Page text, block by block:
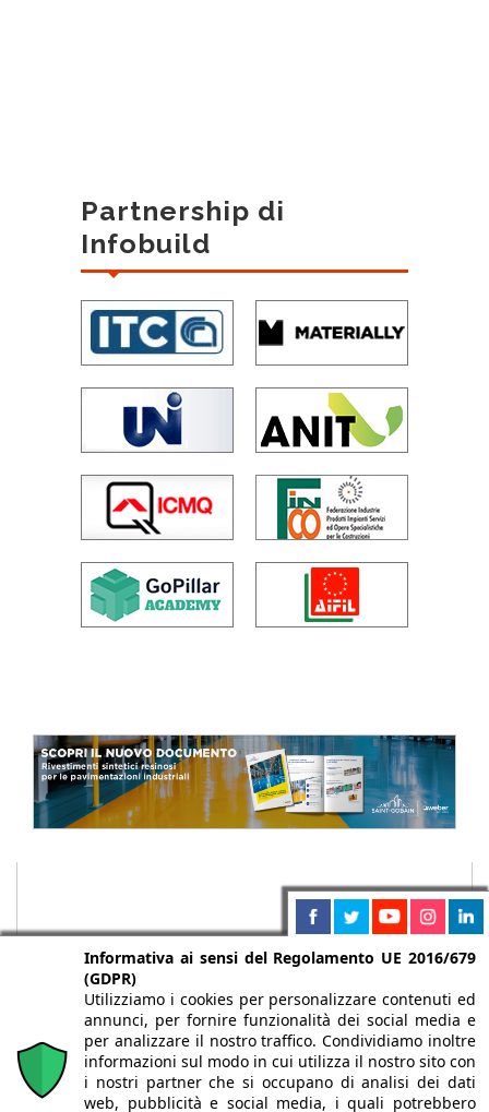
Partnership di
Infobuild
Chi siamo Autori Per la tua pubblicità Iscriviti alla
Informativa ai sensi del Regolamento UE 2016/679
(GDPR)
Utilizziamo i cookies per personalizzare contenuti ed
annunci, per fornire funzionalità dei social media e
per analizzare il nostro traffico. Condividiamo inoltre
informazioni sul modo in cui utilizza il nostro sito con
i nostri partner che si occupano di analisi dei dati
web, pubblicità e social media, i quali potrebbero